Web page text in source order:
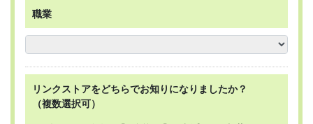
職業
リンクストアをどちらでお知りになりましたか？
（複数選択可）